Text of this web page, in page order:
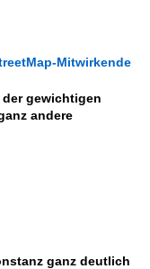
Mitwirkende
gewichtigen
andere
ganz deutlich